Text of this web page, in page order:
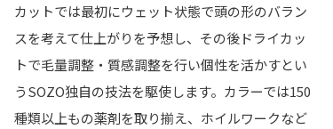
カットでは最初にウェット状態で頭の形のバラン
スを考えて仕上がりを予想し、その後ドライカッ
トで毛量調整・質感調整を行い個性を活かすとい
うSOZO独自の技法を駆使します。カラーでは150
種類以上もの薬剤を取り揃え、ホイルワークなど